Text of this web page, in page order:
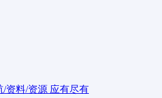
资料/资源 应有尽有